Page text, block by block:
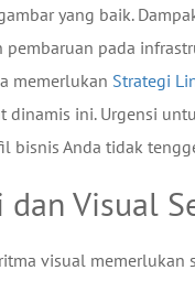
yang baik.
pada
memerlukan Strategi
dinamis ini. Urgensi
bisnis Anda tidak
Visual
visual